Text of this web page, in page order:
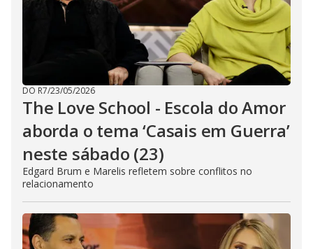
DO R7/23/05/2026
The Love School - Escola do Amor
aborda o tema ‘Casais em Guerra’
neste sábado (23)
Edgard Brum e Marelis refletem sobre conflitos no
relacionamento